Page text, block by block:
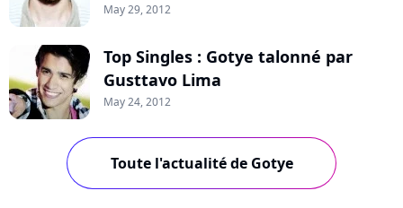
May 29, 2012
Top Singles : Gotye talonné par
Gusttavo Lima
May 24, 2012
Toute l'actualité de Gotye